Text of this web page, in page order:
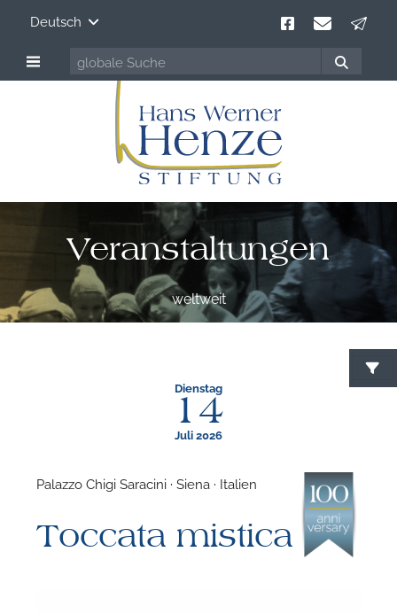
Deutsch
Veranstaltungen
weltweit
Dienstag
14
Juli 2026
Palazzo Chigi Saracini · Siena · Italien
Toccata mistica